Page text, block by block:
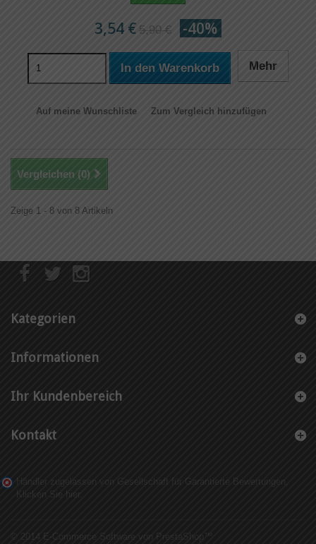
3,54 € 5,90 € -40%
In den Warenkorb Mehr
Auf meine Wunschliste Zum Vergleich hinzufügen
Vergleichen (0)
Zeige 1 - 8 von 8 Artikeln
Kategorien
Informationen
© 2014 E-Commerce Software von PrestaShop™
Ihr Kundenbereich
Kontakt
Händler zugelassen von Gesellschaft für Garantierte Bewertungen,
Klicken Sie hier.